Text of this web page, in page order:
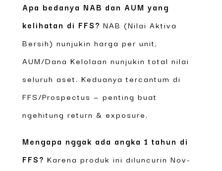
Apa bedanya NAB dan AUM yang
kelihatan di FFS? NAB (Nilai Aktiva
Bersih) nunjukin harga per unit;
AUM/Dana Kelolaan nunjukin total nilai
seluruh aset. Keduanya tercantum di
FFS/Prospectus — penting buat
ngehitung return & exposure.
Mengapa nggak ada angka 1 tahun di
FFS? Karena produk ini diluncurin Nov-